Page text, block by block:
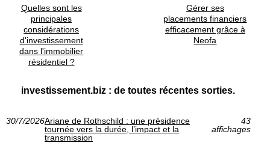
Quelles sont les
principales
considérations
d'investissement
dans l'immobilier
résidentiel ?
Gérer ses
placements financiers
efficacement grâce à
Neofa
investissement.biz : de toutes récentes sorties.
30/7/2026Ariane de Rothschild : une présidence
tournée vers la durée, l’impact et la
transmission
43
affichages